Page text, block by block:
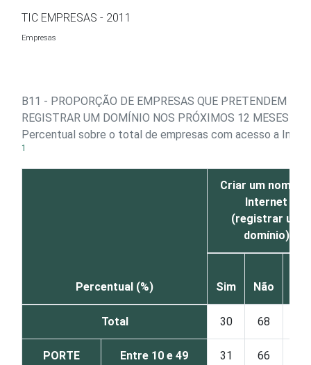
TIC EMPRESAS - 2011
Empresas
B11 - PROPORÇÃO DE EMPRESAS QUE PRETENDEM
REGISTRAR UM DOMÍNIO NOS PRÓXIMOS 12 MESES
Percentual sobre o total de empresas com acesso a
1
Percentual (%)
Criar um nome
Internet
(registrar um
domínio)
Sim Não
Total 30 68
PORTE
Entre 10 e 49
31 66